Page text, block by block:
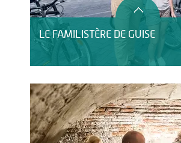
LE FAMILISTÈRE DE GUISE